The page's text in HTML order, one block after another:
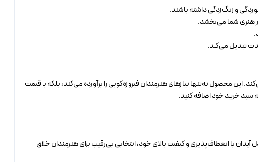
خوردگی و زنگ‌زدگی داشته باشند.
هنری شما می‌بخشد.
تبدیل می‌کند.
محصول نه‌تنها نیازهای هنرمندان فیروزه‌کوبی را برآورده می‌کند، بلکه با قیمت
سبد خرید خود اضافه کنید.
با انعطاف‌پذیری و کیفیت بالای خود، انتخابی بی‌رقیب برای هنرمندان خلاق